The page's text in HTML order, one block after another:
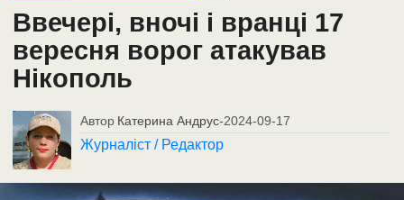
Ввечері, вночі і вранці 17
вересня ворог атакував
Нікополь
Автор Катерина Андрус-2024-09-17
Журналіст / Редактор